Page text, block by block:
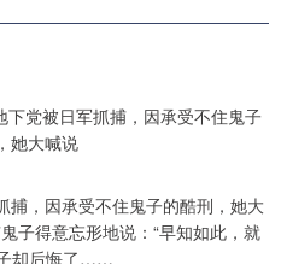
捕，因承受不住鬼子的酷刑，她大
子得意忘形地说：“早知如此，就
却后悔了……